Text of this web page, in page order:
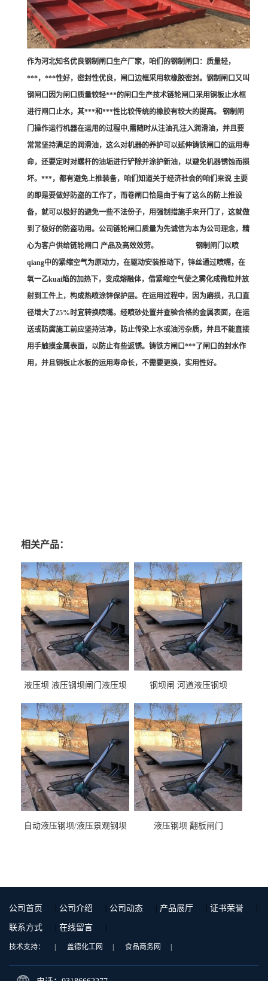
作为河北知名优良钢制闸口生产厂家，咱们的钢制闸口：质量轻，
***，***性好，密封性优良，闸口边框采用软橡胶密封。钢制闸口又叫
钢闸口因为闸口质量较轻***的闸口生产技术链轮闸口采用铜板止水框
进行闸口止水，其***和***性比较传统的橡胶有较大的提高。 钢制闸
门操作运行机器在运用的过程中,需随时从注油孔注入润滑油，并且要
常常坚持满足的润滑油，这么对机器的养护可以延伸铸铁闸口的运用寿
命，还要定时对螺杆的油垢进行铲除并涂护新油，以避免机器锈蚀而损
坏。***，都有避免上推装备，咱们知道关于经济社会的咱们来说 主要
的即是要做好防盗的工作了，而卷闸口恰是由于有了这么的防上推设
备，就可以极好的避免一些不法份子，用强制措施手来开门了，这就做
到了极好的防盗功用。公司链轮闸口质量为先诚信为本为公司理念，精
心为客户供给链轮闸口 产品及高效效劳。 钢制闸门以喷
qiang中的紧缩空气为原动力，在驱动安装推动下，锌丝通过喷嘴，在
氧一乙kuai焰的加热下，变成熔融体，借紧缩空气使之雾化成微粒并放
射到工件上，构成热喷涂锌保护层。在运用过程中，因为磨损，孔口直
径增大了25%时宜转换喷嘴。经喷砂处置并查验合格的金属表面，在运
送或防腐施工前应坚持洁净，防止传染上水或油污杂质，并且不能直接
用手触摸金属表面，以防止有些返锈。铸铁方闸口***了闸口的封水作
用，并且铜板止水板的运用寿命长，不需要更换，实用性好。
相关产品：
液压坝 液压钢坝闸门液压坝
钢坝闸 河道液压钢坝
自动液压钢坝/液压景观钢坝 液压钢坝 翻板闸门
公司首页 | 公司介绍 | 公司动态 | 产品展厅 | 证书荣誉 |
联系方式 | 在线留言 |
技术支持： | 盖德化工网 | 食品商务网 |